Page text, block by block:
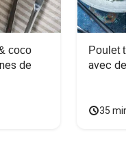
coco
de
Poulet
avec des
35